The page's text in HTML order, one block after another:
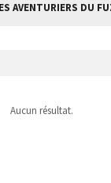
AVENTURIERS DU
Aucun résultat.